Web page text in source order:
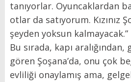
tanıyorlar. Oyuncaklardan
otlar da satıyorum. Kızınız
şeyden yoksun kalmayacak.”
Bu sırada, kapı aralığından,
gören Şoşana’da, onu çok
evliliği onaylamış ama,